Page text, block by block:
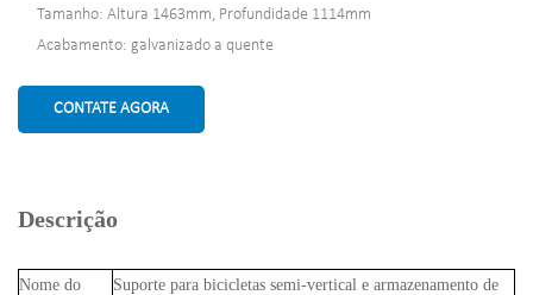
Tamanho: Altura 1463mm, Profundidade 1114mm
Acabamento: galvanizado a quente
CONTATE AGORA
Descrição
Nome do
Suporte para bicicletas semi-vertical e armazenamento de